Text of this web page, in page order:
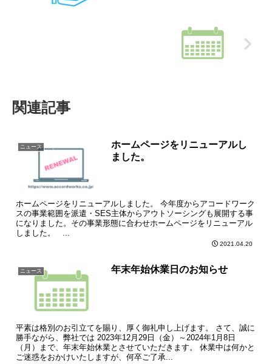
関連記事
ニュース
ホームページをリニューアルし
ました。
ホームページをリニューアルしました。 今年度からアコードワーク
スの事業範囲を派遣・SES主体からアウトソーシングも展開する事
になりました。その事業形態に合わせホームページをリニューアル
しました。 ...
2021.04.20
ニュース 年末年始休業日のお知らせ
平素は格別のお引立てを賜り、厚く御礼申し上げます。 さて、誠に
勝手ながら、弊社では 2023年12月29日（金）～2024年1月8日
（月）まで、年末年始休業とさせていただきます。 休業中は何かと
ご迷惑をおかけいたしますが、何卒ご了承...